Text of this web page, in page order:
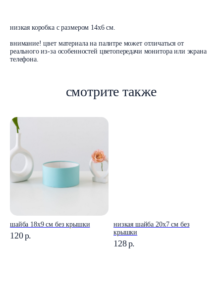
низкая коробка с размером 14x6 см.
внимание! цвет материала на палитре может отличаться от
реального из-за особенностей цветопередачи монитора или экрана
телефона.
смотрите также
шайба 18x9 см без крышки
120р.
низкая шайба 20x7 см без
крышки
128р.